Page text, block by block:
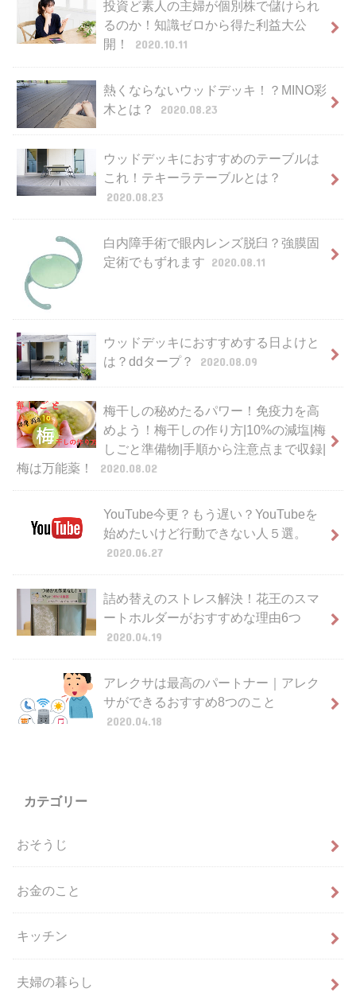
投資ど素人の主婦が個別株で儲けられ
るのか！知識ゼロから得た利益大公
開！
2020.10.11
熱くならないウッドデッキ！？MINO彩
木とは？
2020.08.23
ウッドデッキにおすすめのテーブルは
これ！テキーラテーブルとは？
2020.08.23
白内障手術で眼内レンズ脱臼？強膜固
定術でもずれます 2020.08.11
ウッドデッキにおすすめする日よけと
は？ddタープ？
2020.08.09
梅干しの秘めたるパワー！免疫力を高
めよう！梅干しの作り方|10%の減塩|梅
しごと準備物|手順から注意点まで収録|
梅は万能薬！
2020.08.02
YouTube今更？もう遅い？YouTubeを
始めたいけど行動できない人５選。
2020.06.27
詰め替えのストレス解決！花王のスマ
ートホルダーがおすすめな理由6つ
2020.04.19
アレクサは最高のパートナー｜アレク
サができるおすすめ8つのこと
2020.04.18
カテゴリー
おそうじ
お金のこと
キッチン
夫婦の暮らし